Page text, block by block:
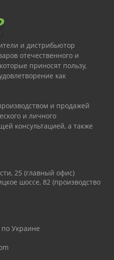
и дистрибьютор
отечественного и
приносят пользу,
как
и продажей
и личного
консультацией, а также
25 (главный офис)
шоссе, 82 (производство
по Украине